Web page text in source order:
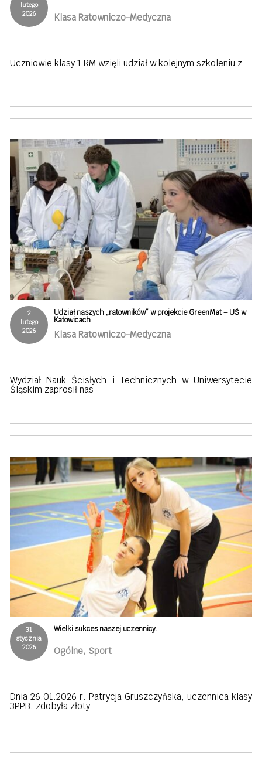
lutego
2026
Klasa Ratowniczo-Medyczna
Uczniowie klasy 1 RM wzięli udział w kolejnym szkoleniu z
2
lutego
2026
Udział naszych „ratowników” w projekcie GreenMat – UŚ w
Katowicach
Klasa Ratowniczo-Medyczna
Wydział Nauk Ścisłych i Technicznych w Uniwersytecie
Śląskim zaprosił nas
31
stycznia
2026
Wielki sukces naszej uczennicy.
Ogólne, Sport
Dnia 26.01.2026 r. Patrycja Gruszczyńska, uczennica klasy
3PPB, zdobyła złoty